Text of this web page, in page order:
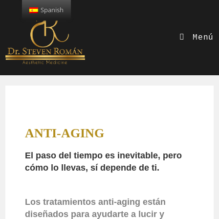
Menú
ANTI-AGING
El paso del tiempo es inevitable, pero
cómo lo llevas, sí depende de ti.
Los tratamientos anti-aging están
diseñados para ayudarte a lucir y
Spanish